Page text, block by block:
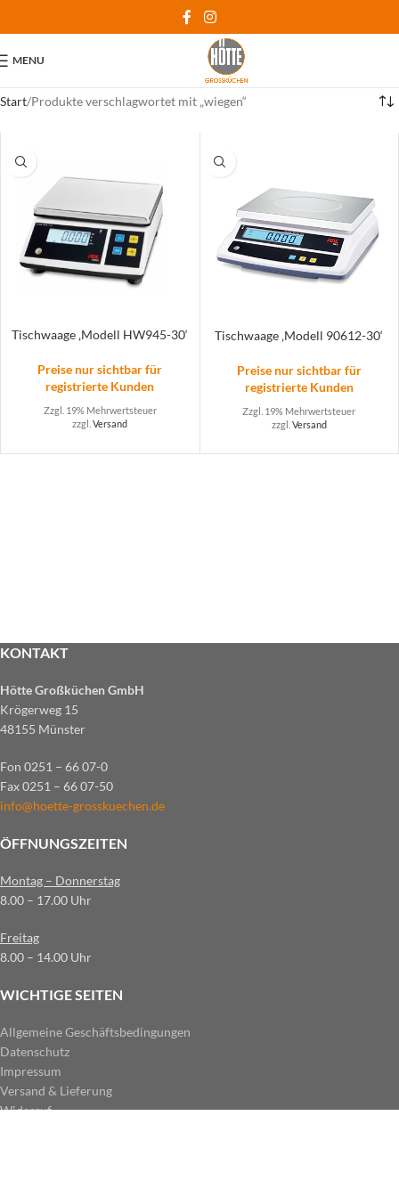
MENU
Start Produkte verschlagwortet mit „wiegen“
Tischwaage ‚Modell HW945-30‘
Preise nur sichtbar für
registrierte Kunden
Zzgl. 19% Mehrwertsteuer
zzgl.Versand
Tischwaage ‚Modell 90612-30‘
Preise nur sichtbar für
registrierte Kunden
Zzgl. 19% Mehrwertsteuer
zzgl. Versand
KONTAKT
Hötte Großküchen GmbH
Krögerweg 15
48155 Münster
Fon 0251 – 66 07-0
Fax 0251 – 66 07-50
info@hoette-grosskuechen.de
ÖFFNUNGSZEITEN
Montag – Donnerstag
8.00 – 17.00 Uhr
Freitag
8.00 – 14.00 Uhr
WICHTIGE SEITEN
Allgemeine Geschäftsbedingungen
Datenschutz
Impressum
Versand & Lieferung
Widerruf